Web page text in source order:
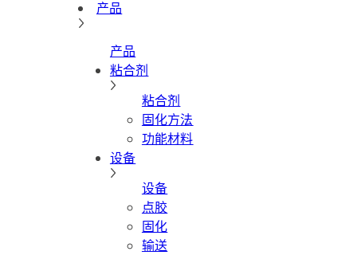
产品
产品
粘合剂
粘合剂
固化方法
功能材料
设备
设备
点胶
固化
输送